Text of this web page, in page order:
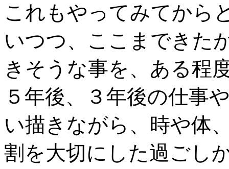
これもやってみてから
いつつ、ここまできた
きそうな事を、ある程
５年後、３年後の仕事
い描きながら、時や体
割を大切にした過ごし